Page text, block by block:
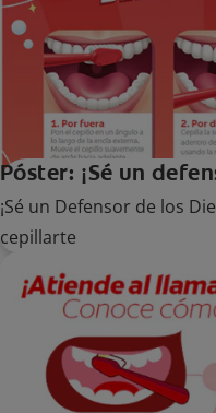
Póster: ¡Sé un
¡Sé un Defensor de los
cepillarte